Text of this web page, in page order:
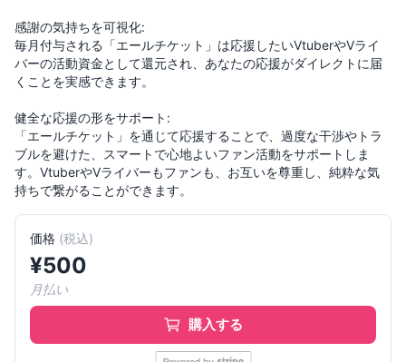
感謝の気持ちを可視化:
毎月付与される「エールチケット」は応援したいVtuberやVライ
バーの活動資金として還元され、あなたの応援がダイレクトに届
くことを実感できます。
健全な応援の形をサポート:
「エールチケット」を通じて応援することで、過度な干渉やトラ
ブルを避けた、スマートで心地よいファン活動をサポートしま
す。VtuberやVライバーもファンも、お互いを尊重し、純粋な気
持ちで繋がることができます。
価格 (税込)
¥500
月払い
購入する